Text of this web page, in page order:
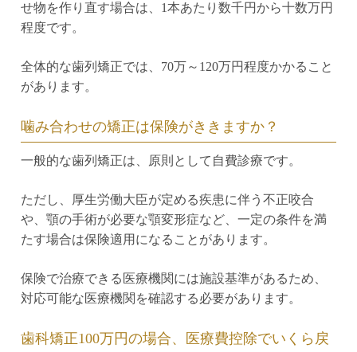
せ物を作り直す場合は、1本あたり数千円から十数万円
程度です。
全体的な歯列矯正では、70万～120万円程度かかること
があります。
噛み合わせの矯正は保険がききますか？
一般的な歯列矯正は、原則として自費診療です。
ただし、厚生労働大臣が定める疾患に伴う不正咬合
や、顎の手術が必要な顎変形症など、一定の条件を満
たす場合は保険適用になることがあります。
保険で治療できる医療機関には施設基準があるため、
対応可能な医療機関を確認する必要があります。
歯科矯正100万円の場合、医療費控除でいくら戻